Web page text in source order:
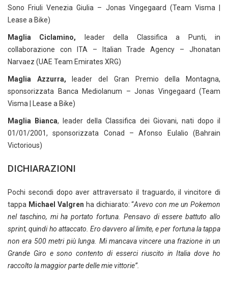
Sono Friuli Venezia Giulia – Jonas Vingegaard (Team Visma |
Lease a Bike)
Maglia Ciclamino, leader della Classifica a Punti, in
collaborazione con ITA – Italian Trade Agency – Jhonatan
Narvaez (UAE Team Emirates XRG)
Maglia Azzurra, leader del Gran Premio della Montagna,
sponsorizzata Banca Mediolanum – Jonas Vingegaard (Team
Visma | Lease a Bike)
Maglia Bianca, leader della Classifica dei Giovani, nati dopo il
01/01/2001, sponsorizzata Conad – Afonso Eulalio (Bahrain
Victorious)
DICHIARAZIONI
Pochi secondi dopo aver attraversato il traguardo, il vincitore di
tappa Michael Valgren ha dichiarato: “Avevo con me un Pokemon
nel taschino, mi ha portato fortuna. Pensavo di essere battuto allo
sprint, quindi ho attaccato. Ero davvero al limite, e per fortuna la tappa
non era 500 metri più lunga. Mi mancava vincere una frazione in un
Grande Giro e sono contento di esserci riuscito in Italia dove ho
raccolto la maggior parte delle mie vittorie”.